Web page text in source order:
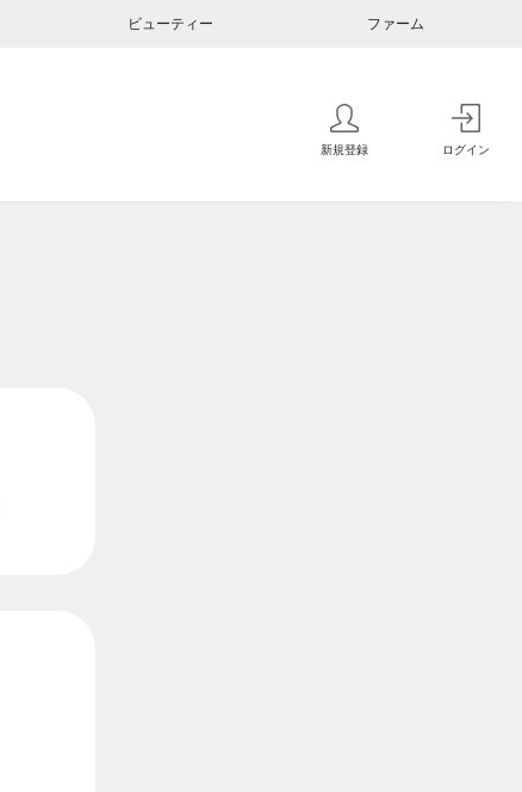
ビューティー ファーム
新規登録 ログイン